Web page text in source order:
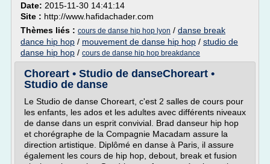
Date: 2015-11-30 14:41:14
Site : http://www.hafidachader.com
Thèmes liés : cours de danse hip hop lyon / danse break
dance hip hop / mouvement de danse hip hop / studio de
danse hip hop / cours de danse hip hop breakdance
Choreart • Studio de danseChoreart •
Studio de danse
Le Studio de danse Choreart, c'est 2 salles de cours pour
les enfants, les ados et les adultes avec différents niveaux
de danse dans un esprit convivial. Brad danseur hip hop
et chorégraphe de la Compagnie Macadam assure la
direction artistique. Diplômé en danse à Paris, il assure
également les cours de hip hop, debout, break et fusion